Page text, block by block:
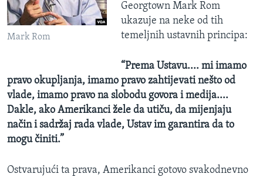
Mark Rom
Georgtown Mark Rom
ukazuje na neke od tih
temeljnih ustavnih principa:
“Prema Ustavu.... mi imamo
pravo okupljanja, imamo pravo zahtijevati nešto od
vlade, imamo pravo na slobodu govora i medija....
Dakle, ako Amerikanci žele da utiču, da mijenjaju
način i sadržaj rada vlade, Ustav im garantira da to
mogu činiti.”
Ostvarujući ta prava, Amerikanci gotovo svakodnevno